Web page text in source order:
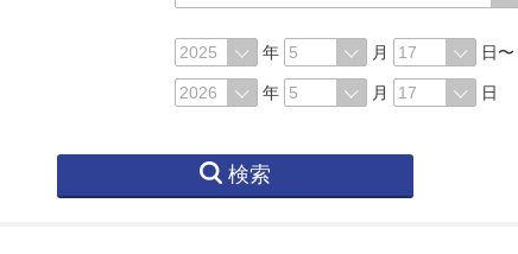
年 月
日〜
年
月 日
検索